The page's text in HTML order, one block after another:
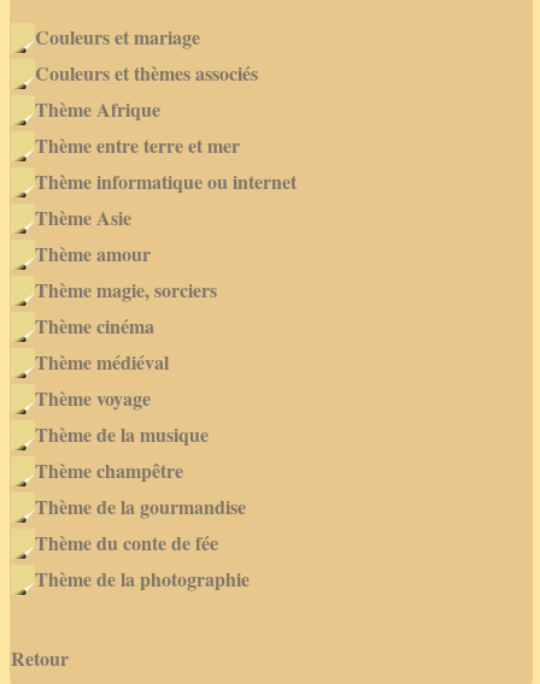
Couleurs et mariage
Couleurs et thèmes associés
Thème Afrique
Thème entre terre et mer
Thème informatique ou internet
Thème Asie
Thème amour
Thème magie, sorciers
Thème cinéma
Thème médiéval
Thème voyage
Thème de la musique
Thème champêtre
Thème de la gourmandise
Thème du conte de fée
Thème de la photographie
Retour